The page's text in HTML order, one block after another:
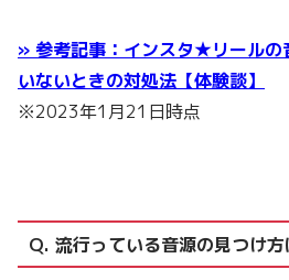
» 参考記事：インスタ★リールの
いないときの対処法【体験談】
※2023年1月21日時点
Q. 流行っている音源の見つけ方